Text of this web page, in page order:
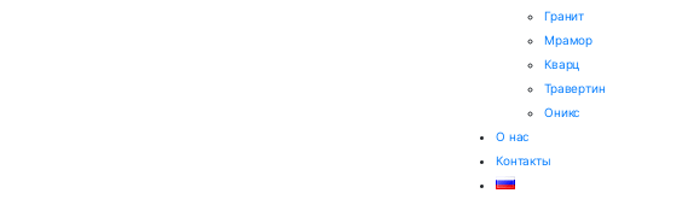
Гранит
Мрамор
Кварц
Травертин
Оникс
О нас
Контакты